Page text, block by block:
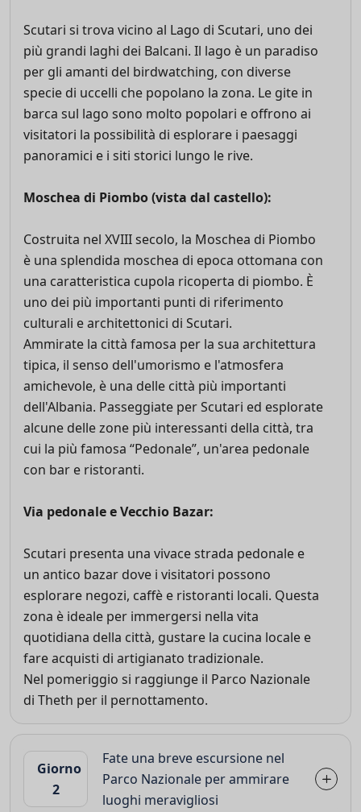
Scutari si trova vicino al Lago di Scutari, uno dei
più grandi laghi dei Balcani. Il lago è un paradiso
per gli amanti del birdwatching, con diverse
specie di uccelli che popolano la zona. Le gite in
barca sul lago sono molto popolari e offrono ai
visitatori la possibilità di esplorare i paesaggi
panoramici e i siti storici lungo le rive.
Moschea di Piombo (vista dal castello):
Costruita nel XVIII secolo, la Moschea di Piombo
è una splendida moschea di epoca ottomana con
una caratteristica cupola ricoperta di piombo. È
uno dei più importanti punti di riferimento
culturali e architettonici di Scutari.
Ammirate la città famosa per la sua architettura
tipica, il senso dell'umorismo e l'atmosfera
amichevole, è una delle città più importanti
dell'Albania. Passeggiate per Scutari ed esplorate
alcune delle zone più interessanti della città, tra
cui la più famosa “Pedonale”, un'area pedonale
con bar e ristoranti.
Via pedonale e Vecchio Bazar:
Scutari presenta una vivace strada pedonale e
un antico bazar dove i visitatori possono
esplorare negozi, caffè e ristoranti locali. Questa
zona è ideale per immergersi nella vita
quotidiana della città, gustare la cucina locale e
fare acquisti di artigianato tradizionale.
Nel pomeriggio si raggiunge il Parco Nazionale
di Theth per il pernottamento.
Giorno
2
Fate una breve escursione nel
Parco Nazionale per ammirare
luoghi meravigliosi